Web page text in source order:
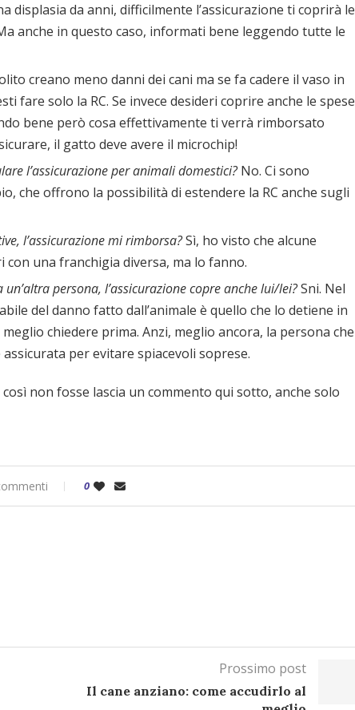
displasia da anni, difficilmente l’assicurazione ti coprirà le
anche in questo caso, informati bene leggendo tutte le
creano meno danni dei cani ma se fa cadere il vaso in
fare solo la RC. Se invece desideri coprire anche le spese
bene però cosa effettivamente ti verrà rimborsato
il gatto deve avere il microchip!
l’assicurazione per animali domestici?No. Ci sono
che offrono la possibilità di estendere la RC anche sugli
l’assicurazione mi rimborsa?Sì, ho visto che alcune
una franchigia diversa, ma lo fanno.
persona, l’assicurazione copre anche lui/lei?Sni. Nel
del danno fatto dall’animale è quello che lo detiene in
chiedere prima. Anzi, meglio ancora, la persona che
per evitare spiacevoli soprese.
non fosse lascia un commento qui sotto, anche solo
0
Prossimo post
Il cane anziano: come accudirlo al